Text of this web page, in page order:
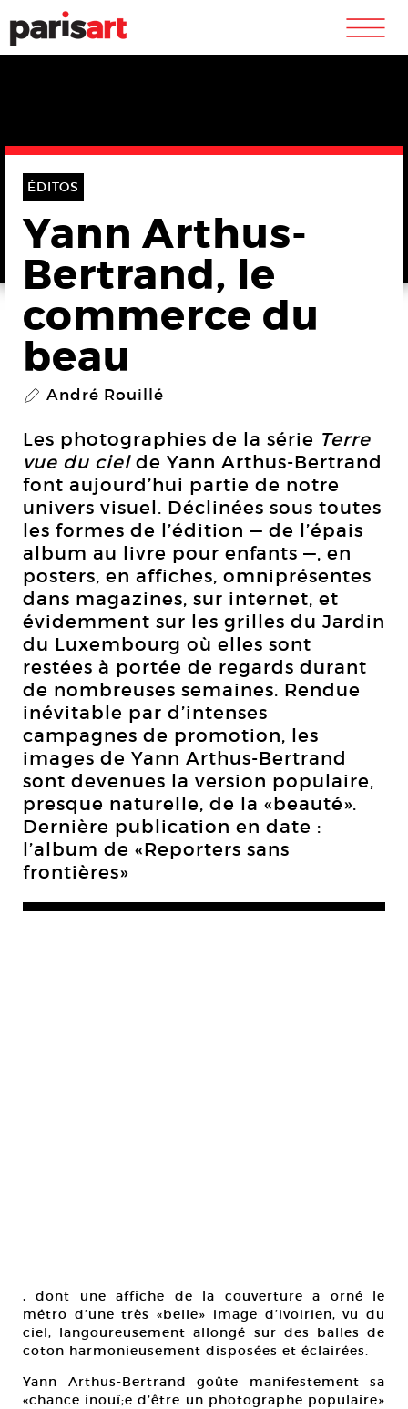
m
ÉDITOS
Yann Arthus-
Bertrand, le
commerce du
beau
P André Rouillé
Les photographies de la série Terre
vue du cielde Yann Arthus-Bertrand
font aujourd’hui partie de notre
univers visuel. Déclinées sous toutes
les formes de l’édition — de l’épais
album au livre pour enfants —, en
posters, en affiches, omniprésentes
dans magazines, sur internet, et
évidemment sur les grilles du Jardin
du Luxembourg où elles sont
restées à portée de regards durant
de nombreuses semaines. Rendue
inévitable par d’intenses
campagnes de promotion, les
images de Yann Arthus-Bertrand
sont devenues la version populaire,
presque naturelle, de la «beauté».
Dernière publication en date :
l’album de «Reporters sans
frontières»
, dont une affiche de la couverture a orné le
métro d’une très «belle» image d’ivoirien, vu du
ciel, langoureusement allongé sur des balles de
coton harmonieusement disposées et éclairées.
Yann Arthus-Bertrand goûte manifestement sa
«chance inouï;e d’être un photographe populaire»